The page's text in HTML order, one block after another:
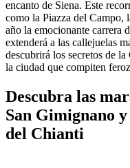
encanto de Siena. Este
como la Piazza del Campo,
año la emocionante carrera
extenderá a las callejuelas
descubrirá los secretos de
la ciudad que compiten
Descubra las
San Gimignano
del Chianti